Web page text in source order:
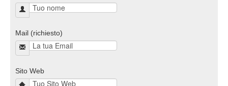
Mail (richiesto)
Sito Web